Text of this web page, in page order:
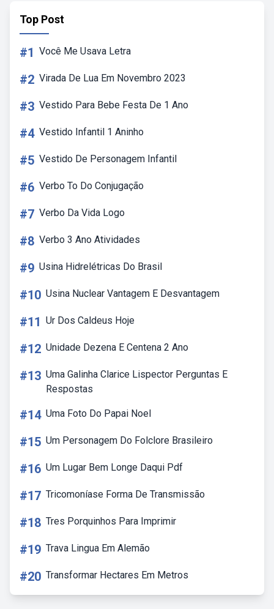
Top Post
#1 Você Me Usava Letra
#2 Virada De Lua Em Novembro 2023
#3 Vestido Para Bebe Festa De 1 Ano
#4 Vestido Infantil 1 Aninho
#5 Vestido De Personagem Infantil
#6 Verbo To Do Conjugação
#7 Verbo Da Vida Logo
#8 Verbo 3 Ano Atividades
#9 Usina Hidrelétricas Do Brasil
#10 Usina Nuclear Vantagem E Desvantagem
#11 Ur Dos Caldeus Hoje
#12 Unidade Dezena E Centena 2 Ano
#13 Uma Galinha Clarice Lispector Perguntas E
Respostas
#14 Uma Foto Do Papai Noel
#15 Um Personagem Do Folclore Brasileiro
#16 Um Lugar Bem Longe Daqui Pdf
#17 Tricomoníase Forma De Transmissão
#18 Tres Porquinhos Para Imprimir
#19 Trava Lingua Em Alemão
#20 Transformar Hectares Em Metros